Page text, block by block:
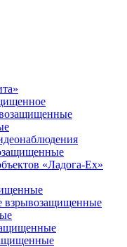
«Ладога-Ex»
взрывозащищенные